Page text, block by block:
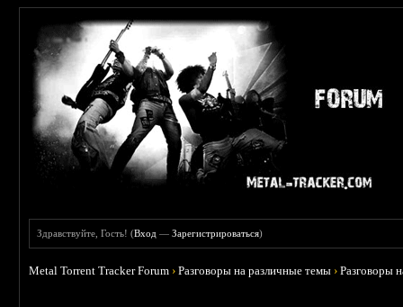
Здравствуйте, Гость! (Вход —Зарегистрироваться)
Metal Torrent Tracker Forum ›Разговоры на различные темы ›Разговоры